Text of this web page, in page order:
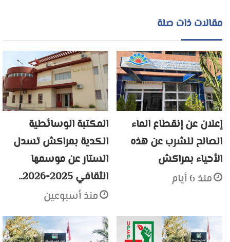
مقالات ذات صلة
إعلان عن إنقطاع الماء
الصالح للشرب عن هذه
الأحياء بمراكش
منذ 6 أيام
المكتبة الوسائطية
الكدية بمراكش تسدل
الستار عن موسمها
الثقافي 2025-2026..
منذ أسبوعين